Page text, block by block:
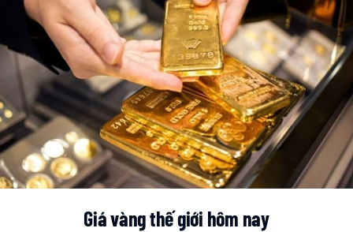
Giá vàng thế giới hôm nay